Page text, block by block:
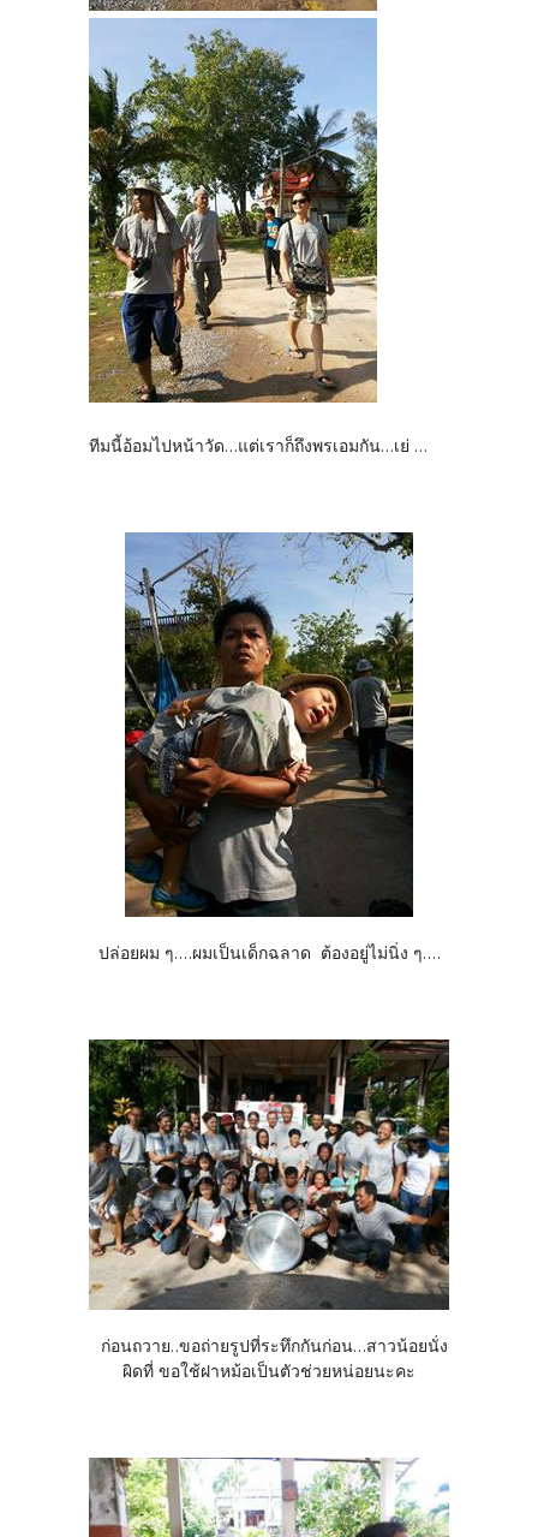
ทีมนี้อ้อมไปหน้าวัด...แต่เราก็ถึงพรเอมกัน...เย่ ...
ปล่อยผม ๆ....ผมเป็นเด็กฉลาด ต้องอยู่ไม่นิ่ง ๆ....
ก่อนถวาย..ขอถ่ายรูปที่ระทึกกันก่อน...สาวน้อยนั่ง
ผิดที่ ขอใช้ฝาหม้อเป็นตัวช่วยหน่อยนะคะ